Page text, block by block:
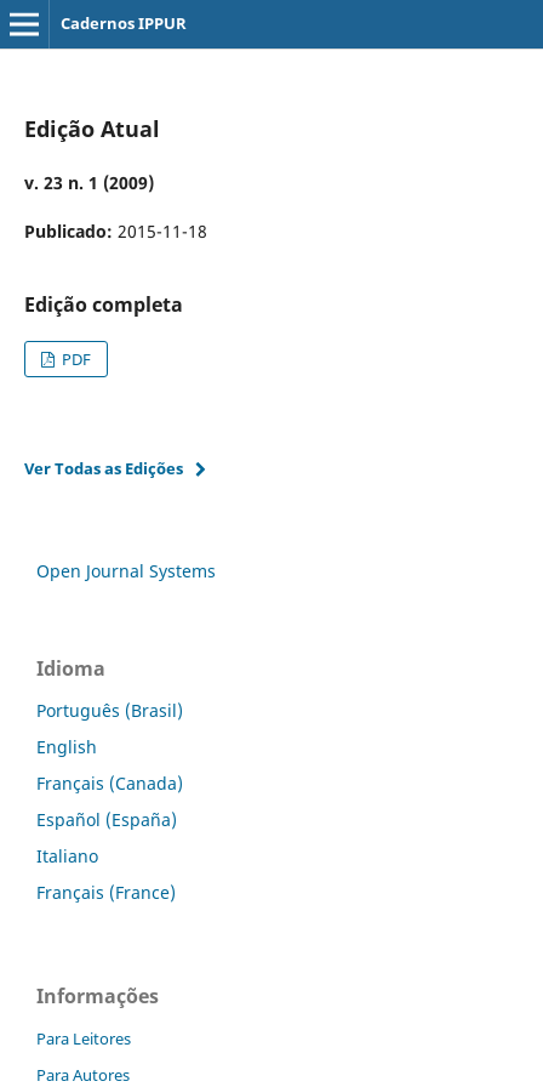
Cadernos IPPUR
Edição Atual
v. 23 n. 1 (2009)
Publicado: 2015-11-18
Edição completa
PDF
Ver Todas as Edições
Open Journal Systems
Idioma
Português (Brasil)
English
Français (Canada)
Español (España)
Italiano
Français (France)
Informações
Para Leitores
Para Autores